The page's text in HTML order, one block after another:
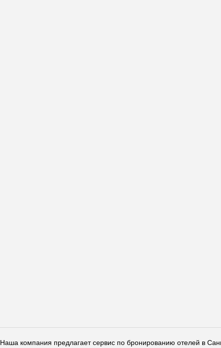
Наша компания предлагает сервис по бронированию отелей в